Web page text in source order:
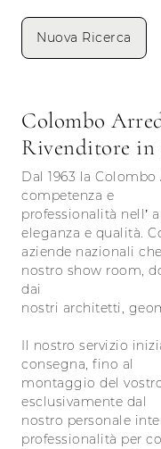
Nuova Ricerca
Colombo
Rivenditore in
Dal 1963 la
competenza e
professionalità nell’
eleganza e qualità.
aziende nazionali
nostro show room,
dai
nostri architetti,
Il nostro servizio
consegna, fino al
montaggio del
esclusivamente dal
nostro personale
professionalità per